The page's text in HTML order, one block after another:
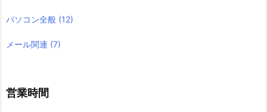
パソコン全般 (12)
メール関連 (7)
営業時間